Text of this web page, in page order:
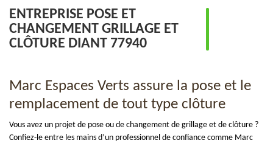
ENTREPRISE POSE ET
CHANGEMENT GRILLAGE ET
CLÔTURE DIANT 77940
Marc Espaces Verts assure la pose et le
remplacement de tout type clôture
Vous avez un projet de pose ou de changement de grillage et de clôture ?
Confiez-le entre les mains d’un professionnel de confiance comme Marc